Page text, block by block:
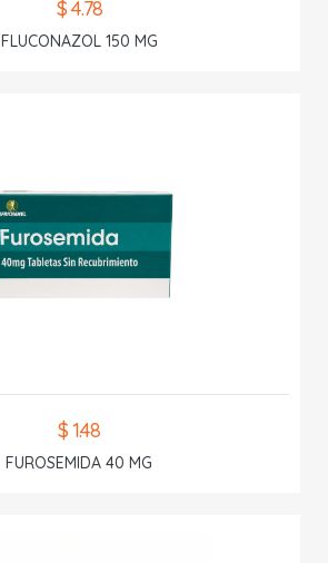
$ 4.78
FLUCONAZOL 150 MG
$ 1.48
FUROSEMIDA 40 MG